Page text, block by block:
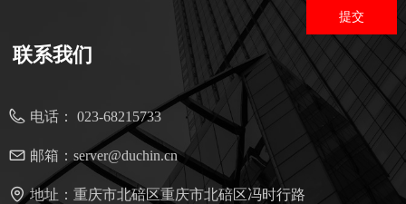
电话： 023-68215733
邮箱： server@duchin.cn
地址： 重庆市北碚区重庆市北碚区冯时行路
联系我们
提交